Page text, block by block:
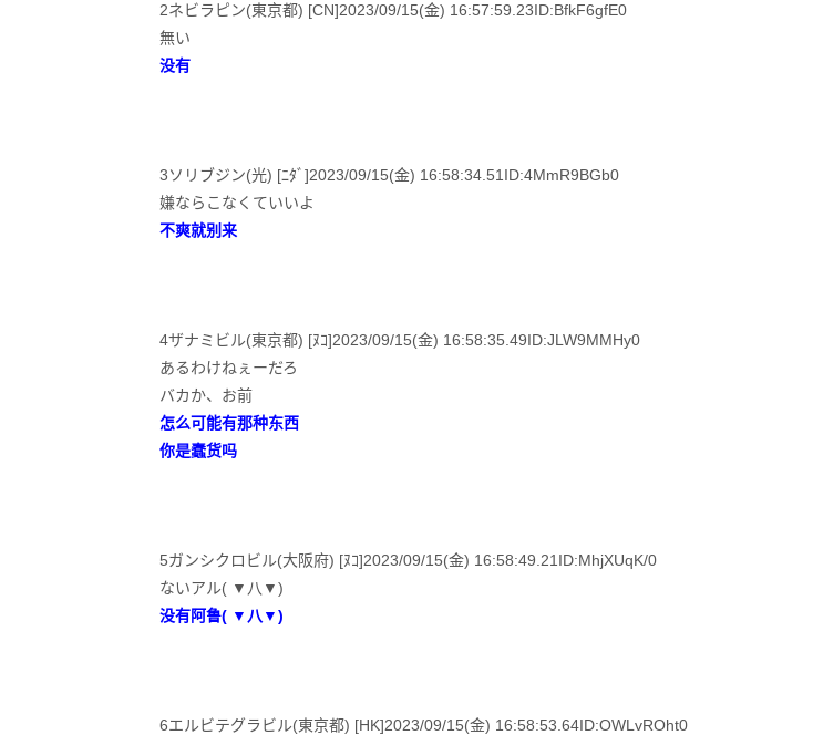
2ネビラピン(東京都) [CN]2023/09/15(金) 16:57:59.23ID:BfkF6gfE0
無い
没有
3ソリブジン(光) [ﾆﾀﾞ]2023/09/15(金) 16:58:34.51ID:4MmR9BGb0
嫌ならこなくていいよ
不爽就别来
4ザナミビル(東京都) [ﾇｺ]2023/09/15(金) 16:58:35.49ID:JLW9MMHy0
あるわけねぇーだろ
バカか、お前
怎么可能有那种东西
你是蠢货吗
5ガンシクロビル(大阪府) [ﾇｺ]2023/09/15(金) 16:58:49.21ID:MhjXUqK/0
ないアル( ▼八▼)
没有阿鲁( ▼八▼)
6エルビテグラビル(東京都) [HK]2023/09/15(金) 16:58:53.64ID:OWLvROht0